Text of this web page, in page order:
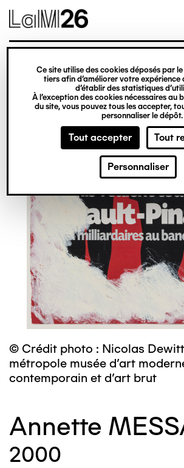
Gestion des cookies
Ce site utilise des cookies déposés par
tiers afin d’améliorer votre
d’établir des statistiques
À l’exception des cookies nécessaires au
du site, vous pouvez tous les accepter,
personnaliser le dépôt.
Tout accepter Tout
Personnaliser
contenu
© Crédit photo : Nicolas
métropole musée d’art
contemporain et d’art brut
Annette
2000